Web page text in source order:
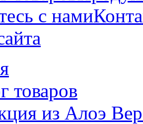
с нами
товаров
из Алоэ